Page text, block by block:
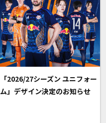
「2026/27シーズン ユニフォー
ム」デザイン決定のお知らせ